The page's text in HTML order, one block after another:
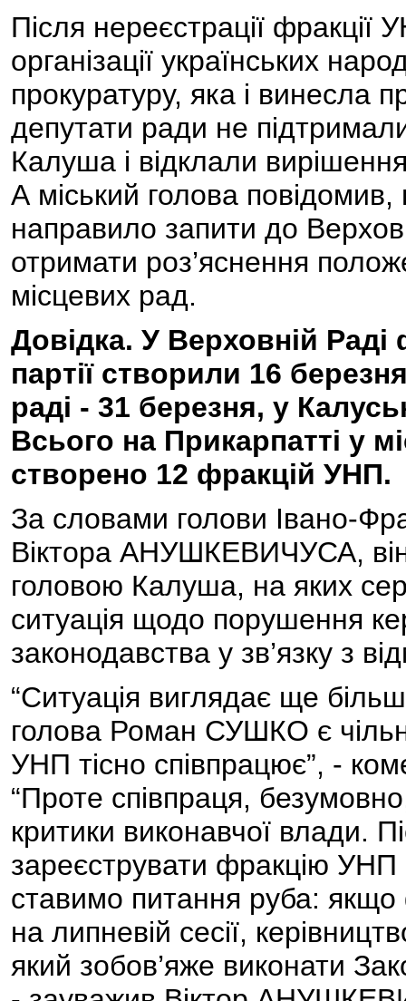
Після нереєстрації фракції
організації українських
прокуратуру, яка і винесла
депутати ради не
Калуша і відклали
А міський голова
направило запити до
отримати роз’яснення
місцевих рад.
Довідка. У Верховній Раді
партії створили 16
раді - 31 березня, у
Всього на Прикарпатті у
створено 12 фракцій УНП.
За словами голови Івано-
Віктора АНУШКЕВИЧУСА, він
головою Калуша, на яких
ситуація щодо порушення
законодавства у зв’язку з
“Ситуація виглядає ще
голова Роман СУШКО є
УНП тісно співпрацює”, -
“Проте співпраця,
критики виконавчої влади.
зареєструвати фракцію УНП
ставимо питання руба:
на липневій сесії,
який зобов’яже виконати